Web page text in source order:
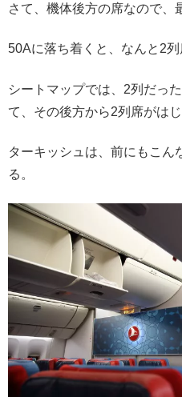
さて、機体後方の席なので、
50Aに落ち着くと、なんと2列
シートマップでは、2列だっ
て、その後方から2列席がはじ
ターキッシュは、前にもこん
る。